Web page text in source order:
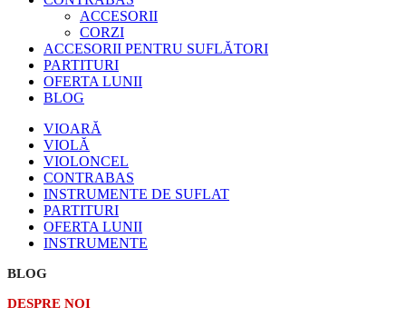
ACCESORII
CORZI
ACCESORII PENTRU SUFLĂTORI
PARTITURI
OFERTA LUNII
BLOG
VIOARĂ
VIOLĂ
VIOLONCEL
CONTRABAS
INSTRUMENTE DE SUFLAT
PARTITURI
OFERTA LUNII
INSTRUMENTE
BLOG
DESPRE NOI